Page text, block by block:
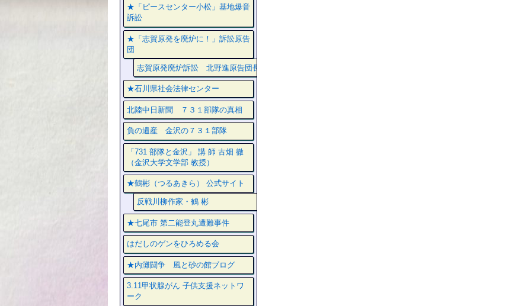
★「ピースセンター小松」基地爆音
訴訟
★「志賀原発を廃炉に！」訴訟原告
団
志賀原発廃炉訴訟 北野進原告団長
★石川県社会法律センター
北陸中日新聞 ７３１部隊の真相
負の遺産 金沢の７３１部隊
「731 部隊と金沢」 講 師 古畑 徹
（金沢大学文学部 教授）
★鶴彬（つるあきら） 公式サイト
反戦川柳作家・鶴 彬
★七尾市 第二能登丸遭難事件
はだしのゲンをひろめる会
★内灘闘争 風と砂の館ブログ
3.11甲状腺がん 子供支援ネットワ
ーク